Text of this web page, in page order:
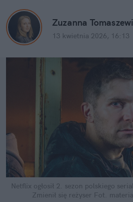
Zuzanna
13 kwietnia 2026, 16:13
Netflix ogłosił 2. sezon polskiego
Zmienił się reżyser Fot.